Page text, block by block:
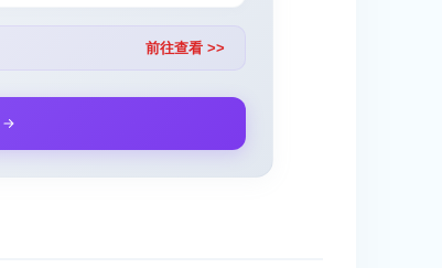
前往查看 >>